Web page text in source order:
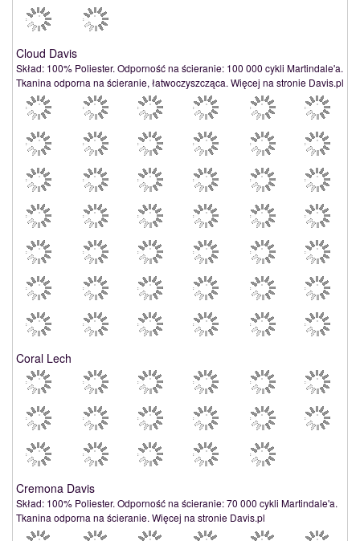
Cloud Davis
Skład: 100% Poliester. Odporność na ścieranie: 100 000 cykli Martindale'a.
Tkanina odporna na ścieranie, łatwoczyszcząca. Więcej na stronie Davis.pl
Coral Lech
Cremona Davis
Skład: 100% Poliester. Odporność na ścieranie: 70 000 cykli Martindale'a.
Tkanina odporna na ścieranie. Więcej na stronie Davis.pl